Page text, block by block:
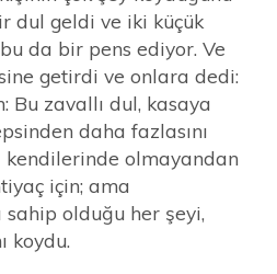
dul geldi ve iki küçük
da bir pens ediyor. Ve
getirdi ve onlara dedi:
Bu zavallı dul, kasaya
daha fazlasını
kendilerinde olmayandan
için; ama
sahip olduğu her şeyi,
koydu.